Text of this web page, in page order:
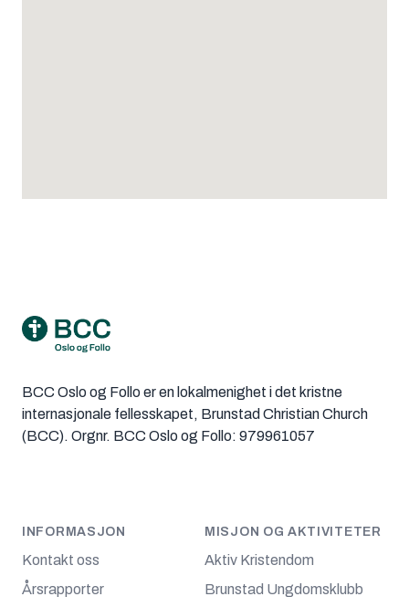
BCC Oslo og Follo er en lokalmenighet i det kristne
internasjonale fellesskapet, Brunstad Christian Church
(BCC). Orgnr. BCC Oslo og Follo: 979961057
INFORMASJON
Kontakt oss
Årsrapporter
MISJON OG AKTIVITETER
Aktiv Kristendom
Brunstad Ungdomsklubb